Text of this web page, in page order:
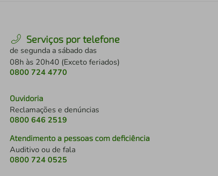
Serviços por telefone
de segunda a sábado das
08h às 20h40 (Exceto feriados)
0800 724 4770
Ouvidoria
Reclamações e denúncias
0800 646 2519
Atendimento a pessoas com deficiência
Auditivo ou de fala
0800 724 0525